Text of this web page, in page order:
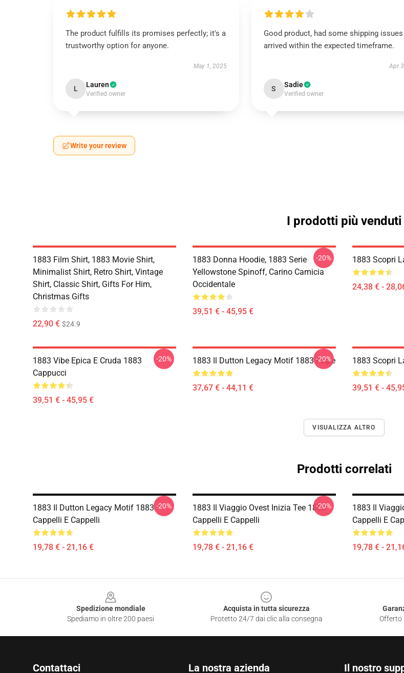
The product fulfills its promises perfectly; it's a
trustworthy option for anyone.
May 1, 2025
L Lauren
Verified owner
Good product, had some shipping
arrived within the expected timeframe.
Apr
S Sadie
Verified owner
Write your review
I prodotti più venduti
1883 Film Shirt, 1883 Movie Shirt,
Minimalist Shirt, Retro Shirt, Vintage
Shirt, Classic Shirt, Gifts For Him,
Christmas Gifts
22,90 € $24.9
1883 Donna Hoodie, 1883 Serie
Yellowstone Spinoff, Carino Camicia
Occidentale
39,51 € - 45,95 €
-20% 1883 Scopri
24,38 € -
1883 Vibe Epica E Cruda 1883
Cappucci
39,51 € - 45,95 €
-20% 1883 Il Dutton Legacy Motif 1883 Felpe
37,67 € - 44,11 €
-20% 1883 Scopri
39,51 € -
VISUALIZZA ALTRO
Prodotti correlati
1883 Il Dutton Legacy Motif 1883
Cappelli E Cappelli
19,78 € - 21,16 €
-20%
1883 Il Viaggio Ovest Inizia Tee 1883
Cappelli E Cappelli
19,78 € - 21,16 €
-20%
1883 Il
Cappelli E
19,78 € -
Spedizione mondiale
Spediamo in oltre 200 paesi
Acquista in tutta sicurezza
Protetto 24/7 dai clic alla consegna
Offerto
Contattaci La nostra azienda Il nostro